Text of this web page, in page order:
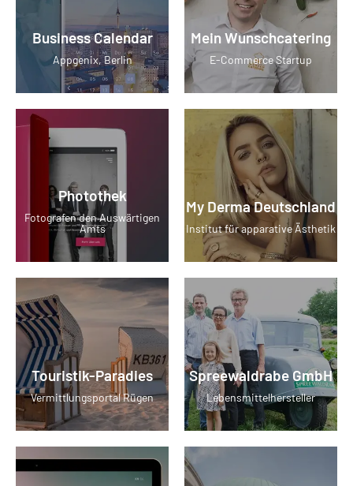
Business Calendar
Appgenix, Berlin
Mein Wunschcatering
E-Commerce Startup
Photothek
Fotografen den Auswärtigen
Amts
My Derma Deutschland
Institut für apparative Ästhetik
Touristik-Paradies
Vermittlungsportal Rügen
Spreewaldrabe GmbH
Lebensmittelhersteller